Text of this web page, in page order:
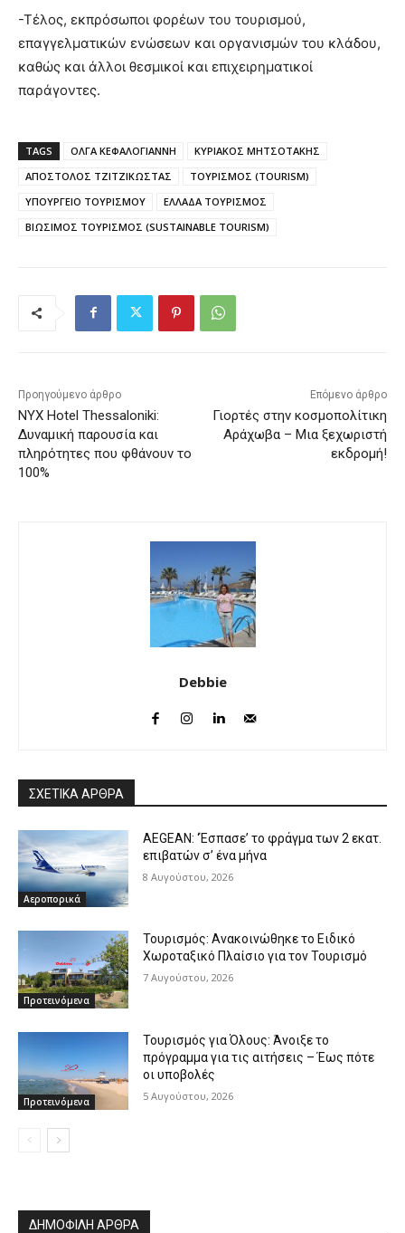
-Τέλος, εκπρόσωποι φορέων του τουρισμού,
επαγγελματικών ενώσεων και οργανισμών του κλάδου,
καθώς και άλλοι θεσμικοί και επιχειρηματικοί
παράγοντες.
TAGS ΟΛΓΑ ΚΕΦΑΛΟΓΙΑΝΝΗ
ΚΥΡΙΑΚΟΣ ΜΗΤΣΟΤΑΚΗΣ
ΑΠΟΣΤΟΛΟΣ ΤΖΙΤΖΙΚΩΣΤΑΣ
ΤΟΥΡΙΣΜΟΣ (TOURISM)
ΥΠΟΥΡΓΕΙΟ ΤΟΥΡΙΣΜΟΥ
ΕΛΛΑΔΑ ΤΟΥΡΙΣΜΟΣ
ΒΙΩΣΙΜΟΣ ΤΟΥΡΙΣΜΟΣ (SUSTAINABLE TOURISM)
Προηγούμενο άρθρο
NYX Hotel Thessaloniki:
Δυναμική παρουσία και
πληρότητες που φθάνουν το
100%
Επόμενο άρθρο
Γιορτές στην κοσμοπολίτικη
Αράχωβα – Μια ξεχωριστή
εκδρομή!
Debbie
ΣΧΕΤΙΚΑ ΑΡΘΡΑ
Αεροπορικά
AEGEAN: ‘Έσπασε’ το φράγμα των 2 εκατ.
επιβατών σ’ ένα μήνα
8 Αυγούστου, 2026
Προτεινόμενα
Τουρισμός: Ανακοινώθηκε το Ειδικό
Χωροταξικό Πλαίσιο για τον Τουρισμό
7 Αυγούστου, 2026
Προτεινόμενα
Τουρισμός για Όλους: Άνοιξε το
πρόγραμμα για τις αιτήσεις – Έως πότε
οι υποβολές
5 Αυγούστου, 2026
ΔΗΜΟΦΙΛΗ ΑΡΘΡΑ